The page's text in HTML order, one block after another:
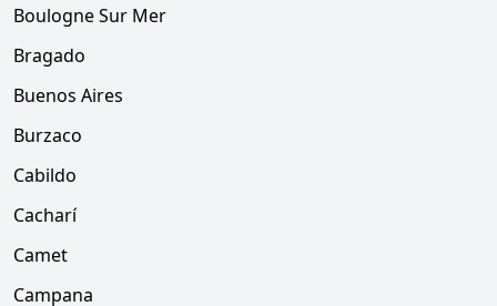
Boulogne Sur Mer
Bragado
Buenos Aires
Burzaco
Cabildo
Cacharí
Camet
Campana